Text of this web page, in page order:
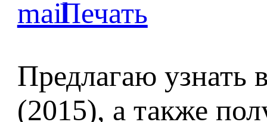
Предлагаю узнать
(2015), а также